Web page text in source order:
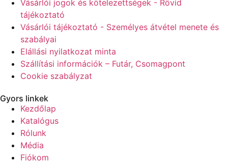
Vásárlói jogok és kötelezettségek - Rövid
tájékoztató
Vásárlói tájékoztató - Személyes átvétel menete és
szabályai
Elállási nyilatkozat minta
Szállítási információk – Futár, Csomagpont
Cookie szabályzat
Gyors linkek
Kezdőlap
Katalógus
Rólunk
Média
Fiókom